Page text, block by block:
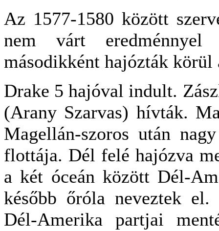
Az 1577-1580 között
nem várt
másodikként hajózták körül
Drake 5 hajóval indult.
(Arany Szarvas) hívták.
Magellán-szoros után
flottája. Dél felé hajózva
a két óceán között Dél-
később őróla neveztek
Dél-Amerika partjai